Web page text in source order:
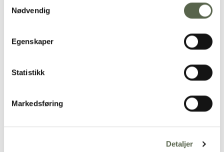
Nødvendig
Egenskaper
Statistikk
Markedsføring
Detaljer
mener det elegante designet og matte utførelsen
Anbefalt behandling av produkt